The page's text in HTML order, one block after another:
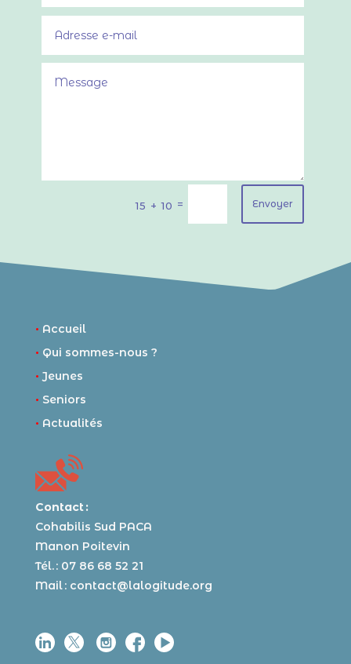
15 + 10 = Envoyer
• Accueil
• Qui sommes-nous ?
• Jeunes
• Seniors
• Actualités
Contact :
Cohabilis Sud PACA
Manon Poitevin
Tél. : 07 86 68 52 21
Mail : contact@lalogitude.org